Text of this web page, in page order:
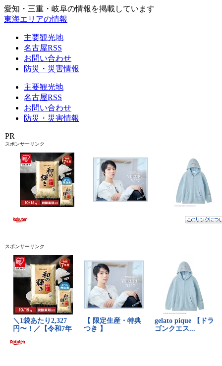
愛知・三重・岐阜の情報を掲載しています
東海エリアの情報
主要観光地
名古屋RSS
お問い合わせ
防災・災害情報
主要観光地
名古屋RSS
お問い合わせ
防災・災害情報
PR
スポンサーリンク
スポンサーリンク